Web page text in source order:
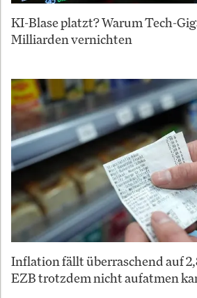
KI-Blase platzt? Warum Tech-
Milliarden vernichten
Inflation fällt überraschend auf
EZB trotzdem nicht aufatmen